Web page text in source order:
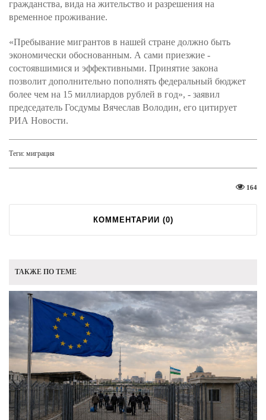
гражданства, вида на жительство и разрешения на
временное проживание.
«Пребывание мигрантов в нашей стране должно быть
экономически обоснованным. А сами приезжие -
состоявшимися и эффективными. Принятие закона
позволит дополнительно пополнять федеральный бюджет
более чем на 15 миллиардов рублей в год», - заявил
председатель Госдумы Вячеслав Володин, его цитирует
РИА Новости.
Теги: миграция
164
КОММЕНТАРИИ (0)
ТАКЖЕ ПО ТЕМЕ